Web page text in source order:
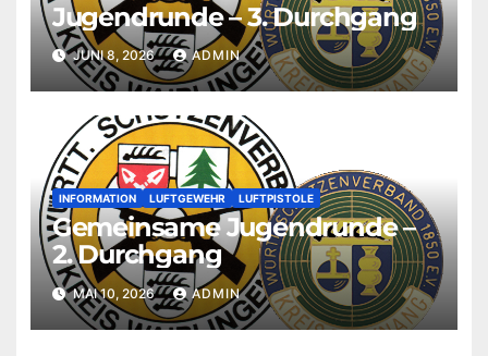
Jugendrunde – 3. Durchgang
JUNI 8, 2026 ADMIN
INFORMATION LUFTGEWEHR LUFTPISTOLE
Gemeinsame Jugendrunde –
2. Durchgang
MAI 10, 2026 ADMIN